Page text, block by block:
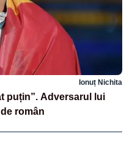
Ionuț Nichita
puțin”. Adversarul lui
român